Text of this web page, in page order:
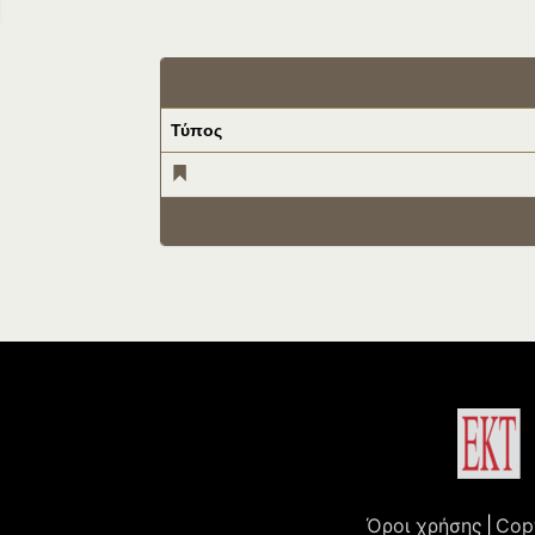
Τύπος